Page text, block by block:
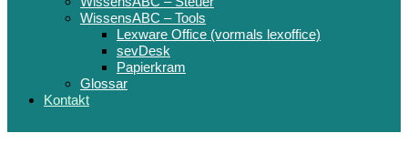
WissensABC – Tools
Lexware Office (vormals lexoffice)
sevDesk
Papierkram
Glossar
Kontakt